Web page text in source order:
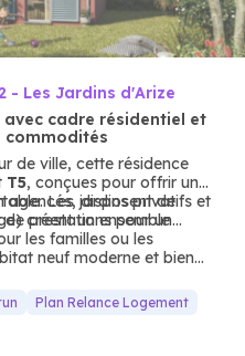
- Les Jardins d'Arize
avec cadre résidentiel et
commodités
de ville, cette résidence
T5, conçues pour offrir un
Les jardins privatifs et
créent un ensemble
agencés, disposent de
prestations pour un
les familles ou les
neuf moderne et bien
Plan Relance Logement